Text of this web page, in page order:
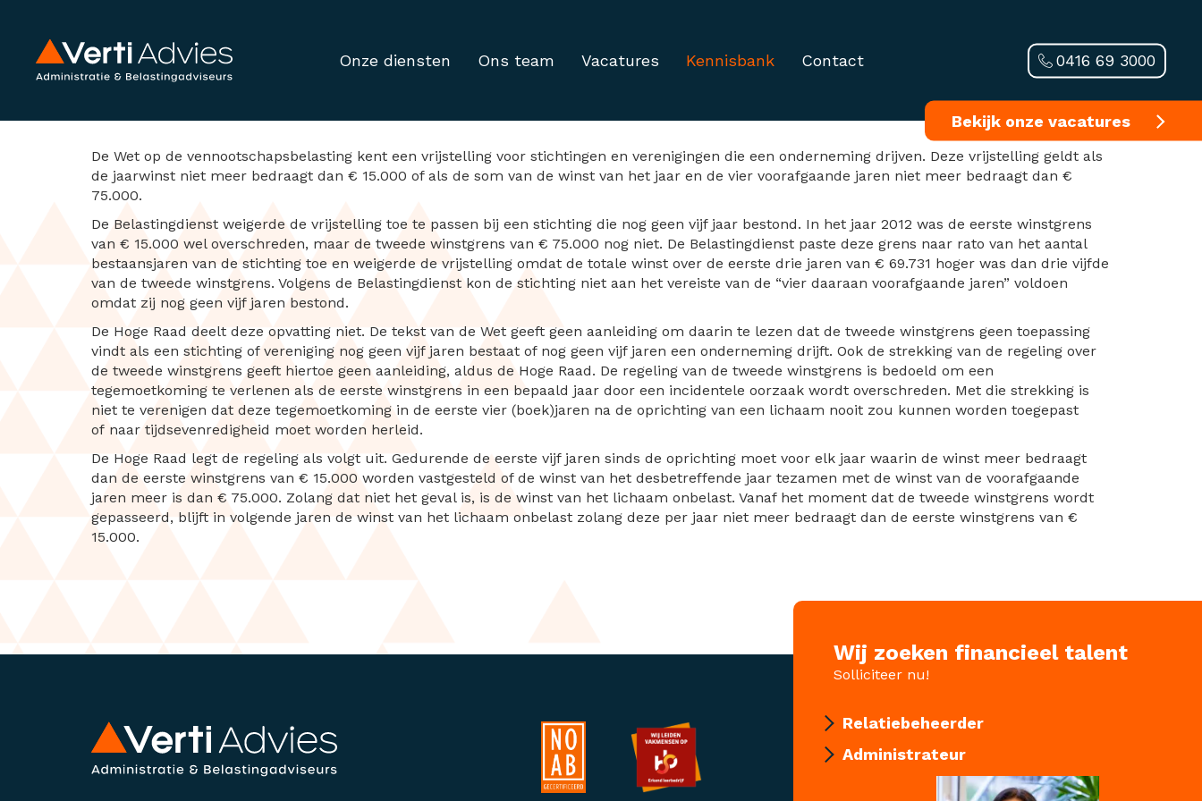
Onze diensten Ons team Vacatures Kennisbank Contact
Bekijk onze vacatures
0416 69 3000
Vrijstellingsregeling voor verenigingen en stichtingen
De Wet op de vennootschapsbelasting kent een vrijstelling voor stichtingen en verenigingen die een onderneming drijven. Deze vrijstelling geldt als
de jaarwinst niet meer bedraagt dan € 15.000 of als de som van de winst van het jaar en de vier voorafgaande jaren niet meer bedraagt dan €
75.000.
De Belastingdienst weigerde de vrijstelling toe te passen bij een stichting die nog geen vijf jaar bestond. In het jaar 2012 was de eerste winstgrens
van € 15.000 wel overschreden, maar de tweede winstgrens van € 75.000 nog niet. De Belastingdienst paste deze grens naar rato van het aantal
bestaansjaren van de stichting toe en weigerde de vrijstelling omdat de totale winst over de eerste drie jaren van € 69.731 hoger was dan drie vijfde
van de tweede winstgrens. Volgens de Belastingdienst kon de stichting niet aan het vereiste van de “vier daaraan voorafgaande jaren” voldoen
omdat zij nog geen vijf jaren bestond.
De Hoge Raad deelt deze opvatting niet. De tekst van de Wet geeft geen aanleiding om daarin te lezen dat de tweede winstgrens geen toepassing
vindt als een stichting of vereniging nog geen vijf jaren bestaat of nog geen vijf jaren een onderneming drijft. Ook de strekking van de regeling over
de tweede winstgrens geeft hiertoe geen aanleiding, aldus de Hoge Raad. De regeling van de tweede winstgrens is bedoeld om een
tegemoetkoming te verlenen als de eerste winstgrens in een bepaald jaar door een incidentele oorzaak wordt overschreden. Met die strekking is
niet te verenigen dat deze tegemoetkoming in de eerste vier (boek)jaren na de oprichting van een lichaam nooit zou kunnen worden toegepast
of naar tijdsevenredigheid moet worden herleid.
De Hoge Raad legt de regeling als volgt uit. Gedurende de eerste vijf jaren sinds de oprichting moet voor elk jaar waarin de winst meer bedraagt
dan de eerste winstgrens van € 15.000 worden vastgesteld of de winst van het desbetreffende jaar tezamen met de winst van de voorafgaande
jaren meer is dan € 75.000. Zolang dat niet het geval is, is de winst van het lichaam onbelast. Vanaf het moment dat de tweede winstgrens wordt
gepasseerd, blijft in volgende jaren de winst van het lichaam onbelast zolang deze per jaar niet meer bedraagt dan de eerste winstgrens van €
15.000.
Wij zoeken financieel talent
Solliciteer nu!
Relatiebeheerder
Administrateur